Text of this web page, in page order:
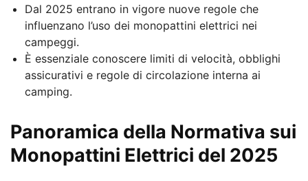
Dal 2025 entrano in vigore nuove regole che
influenzano l’uso dei monopattini elettrici nei
campeggi.
È essenziale conoscere limiti di velocità, obblighi
assicurativi e regole di circolazione interna ai
camping.
Panoramica della Normativa sui
Monopattini Elettrici del 2025